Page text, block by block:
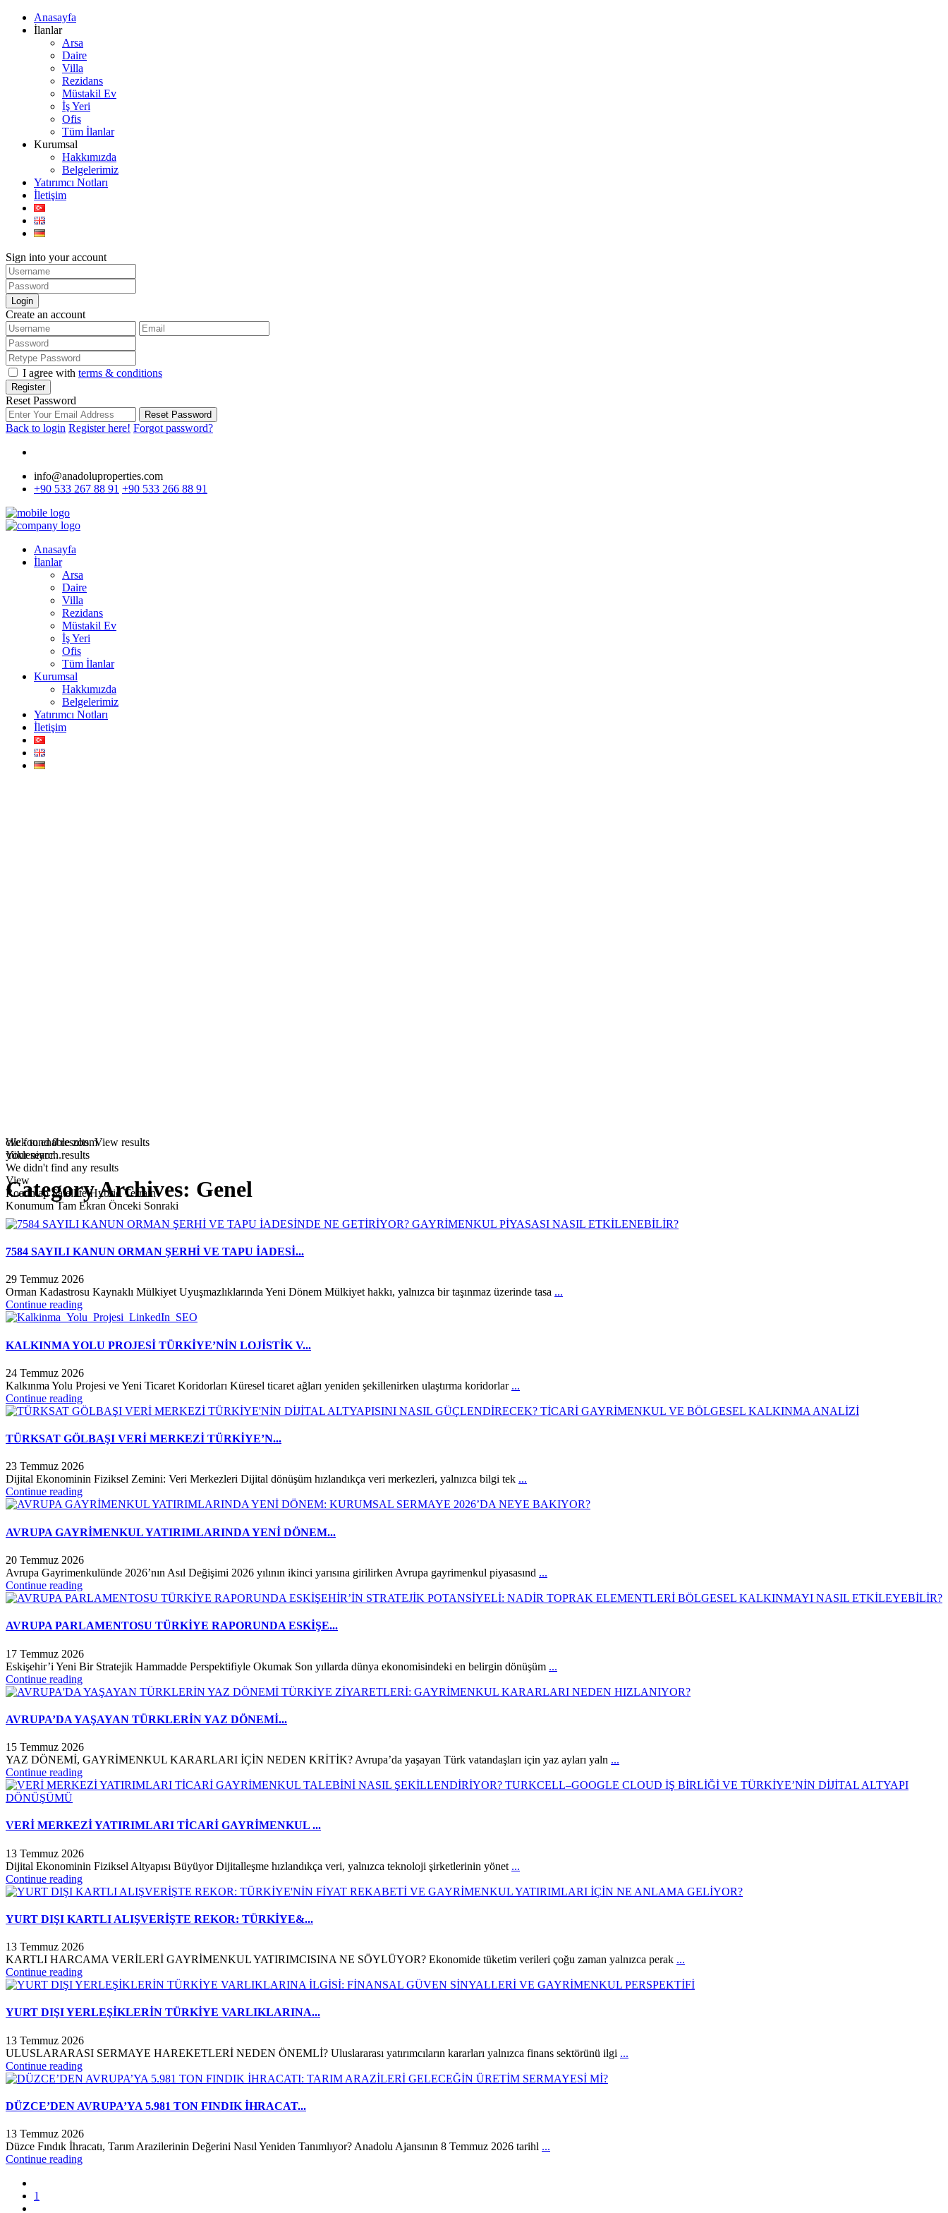
Anasayfa
İlanlar
Arsa
Daire
Villa
Rezidans
Müstakil Ev
İş Yeri
Ofis
Tüm İlanlar
Kurumsal
Hakkımızda
Belgelerimiz
Yatırımcı Notları
İletişim
Sign into your account
Login
Create an account
I agree with terms & conditions
Register
Reset Password
Reset Password
Back to login Register here! Forgot password?
info@anadoluproperties.com
+90 533 267 88 91 +90 533 266 88 91
Anasayfa
İlanlar
Arsa
Daire
Villa
Rezidans
Müstakil Ev
İş Yeri
Ofis
Tüm İlanlar
Kurumsal
Hakkımızda
Belgelerimiz
Yatırımcı Notları
İletişim
click to enable zoom
yükleniyor...
We didn't find any results
View
Roadmap Satellite Hybrid Terrain
Konumum Tam Ekran Önceki Sonraki
We found0results.View results
Your search results
Category Archives: Genel
7584 SAYILI KANUN ORMAN ŞERHİ VE TAPU İADESİ...
29 Temmuz 2026
Orman Kadastrosu Kaynaklı Mülkiyet Uyuşmazlıklarında Yeni Dönem Mülkiyet hakkı, yalnızca bir taşınmaz üzerinde tasa ...
Continue reading
KALKINMA YOLU PROJESİ TÜRKİYE’NİN LOJİSTİK V...
24 Temmuz 2026
Kalkınma Yolu Projesi ve Yeni Ticaret Koridorları Küresel ticaret ağları yeniden şekillenirken ulaştırma koridorlar ...
Continue reading
TÜRKSAT GÖLBAŞI VERİ MERKEZİ TÜRKİYE’N...
23 Temmuz 2026
Dijital Ekonominin Fiziksel Zemini: Veri Merkezleri Dijital dönüşüm hızlandıkça veri merkezleri, yalnızca bilgi tek ...
Continue reading
AVRUPA GAYRİMENKUL YATIRIMLARINDA YENİ DÖNEM...
20 Temmuz 2026
Avrupa Gayrimenkulünde 2026’nın Asıl Değişimi 2026 yılının ikinci yarısına girilirken Avrupa gayrimenkul piyasasınd ...
Continue reading
AVRUPA PARLAMENTOSU TÜRKİYE RAPORUNDA ESKİŞE...
17 Temmuz 2026
Eskişehir’i Yeni Bir Stratejik Hammadde Perspektifiyle Okumak Son yıllarda dünya ekonomisindeki en belirgin dönüşüm ...
Continue reading
AVRUPA’DA YAŞAYAN TÜRKLERİN YAZ DÖNEMİ...
15 Temmuz 2026
YAZ DÖNEMİ, GAYRİMENKUL KARARLARI İÇİN NEDEN KRİTİK? Avrupa’da yaşayan Türk vatandaşları için yaz ayları yaln ...
Continue reading
VERİ MERKEZİ YATIRIMLARI TİCARİ GAYRİMENKUL ...
13 Temmuz 2026
Dijital Ekonominin Fiziksel Altyapısı Büyüyor Dijitalleşme hızlandıkça veri, yalnızca teknoloji şirketlerinin yönet ...
Continue reading
YURT DIŞI KARTLI ALIŞVERİŞTE REKOR: TÜRKİYE&...
13 Temmuz 2026
KARTLI HARCAMA VERİLERİ GAYRİMENKUL YATIRIMCISINA NE SÖYLÜYOR? Ekonomide tüketim verileri çoğu zaman yalnızca perak ...
Continue reading
YURT DIŞI YERLEŞİKLERİN TÜRKİYE VARLIKLARINA...
13 Temmuz 2026
ULUSLARARASI SERMAYE HAREKETLERİ NEDEN ÖNEMLİ? Uluslararası yatırımcıların kararları yalnızca finans sektörünü ilgi ...
Continue reading
DÜZCE’DEN AVRUPA’YA 5.981 TON FINDIK İHRACAT...
13 Temmuz 2026
Düzce Fındık İhracatı, Tarım Arazilerinin Değerini Nasıl Yeniden Tanımlıyor? Anadolu Ajansının 8 Temmuz 2026 tarihl ...
Continue reading
1